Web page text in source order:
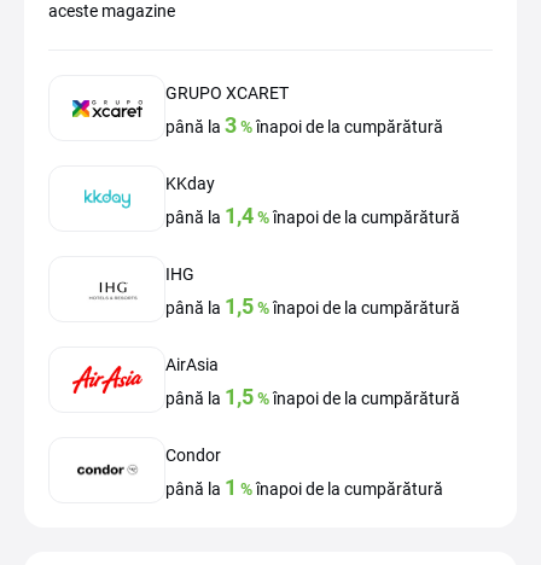
aceste magazine
GRUPO XCARET
până la 3%înapoi de la cumpărătură
KKday
până la 1,4%înapoi de la cumpărătură
IHG
până la 1,5%înapoi de la cumpărătură
AirAsia
până la 1,5%înapoi de la cumpărătură
Condor
până la 1 %înapoi de la cumpărătură